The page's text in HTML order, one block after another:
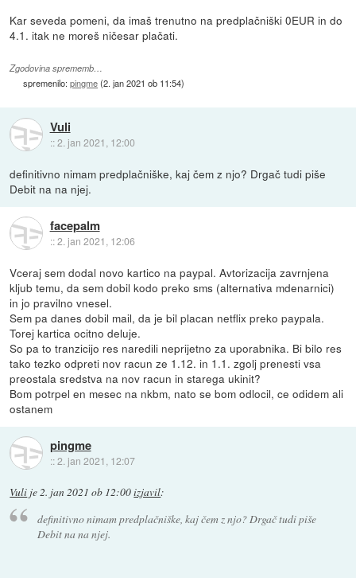
Kar seveda pomeni, da imaš trenutno na predplačniški 0EUR in do
4.1. itak ne moreš ničesar plačati.
Zgodovina sprememb…
spremenilo:pingme(2. jan 2021 ob 11:54)
Vuli
::2. jan 2021, 12:00
definitivno nimam predplačniške, kaj čem z njo? Drgač tudi piše
Debit na na njej.
facepalm
::2. jan 2021, 12:06
Vceraj sem dodal novo kartico na paypal. Avtorizacija zavrnjena
kljub temu, da sem dobil kodo preko sms (alternativa mdenarnici)
in jo pravilno vnesel.
Sem pa danes dobil mail, da je bil placan netflix preko paypala.
Torej kartica ocitno deluje.
So pa to tranzicijo res naredili neprijetno za uporabnika. Bi bilo res
tako tezko odpreti nov racun ze 1.12. in 1.1. zgolj prenesti vsa
preostala sredstva na nov racun in starega ukinit?
Bom potrpel en mesec na nkbm, nato se bom odlocil, ce odidem ali
ostanem
pingme
::2. jan 2021, 12:07
Vuli je2. jan 2021 ob 12:00izjavil:
definitivno nimam predplačniške, kaj čem z njo? Drgač tudi piše
Debit na na njej.